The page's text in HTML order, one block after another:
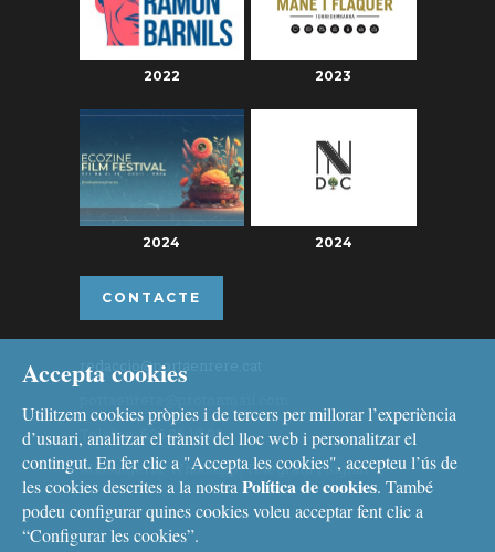
2022 2023
2024 2024
CONTACTE
redaccio@portaenrere.cat
Telèfon: 626 26 19 93
Missatgeria: Whatsapp, Telegram i Signal
Accepta cookies
Utilitzem cookies pròpies i de tercers per millorar l’experiència
d’usuari, analitzar el trànsit del lloc web i personalitzar el
contingut. En fer clic a "Accepta les cookies", accepteu l’ús de
les cookies descrites a la nostra Política de cookies. També
podeu configurar quines cookies voleu acceptar fent clic a
“Configurar les cookies”.